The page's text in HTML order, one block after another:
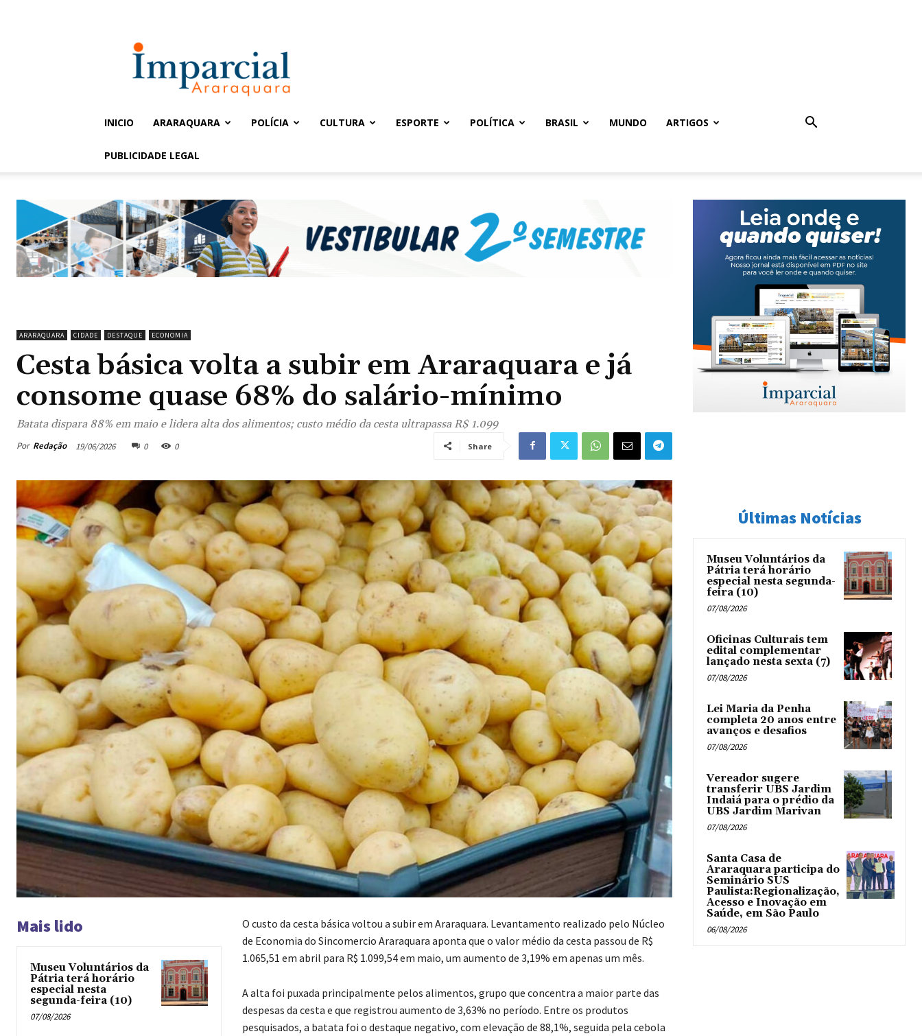
Imparcial
INICIO ARARAQUARA POLÍCIA CULTURA ESPORTE POLÍTICA BRASIL MUNDO ARTIGOS
PUBLICIDADE LEGAL
ARARAQUARA CIDADE DESTAQUE ECONOMIA
Cesta básica volta a subir em Araraquara e já
consome quase 68% do salário-mínimo
Batata dispara 88% em maio e lidera alta dos alimentos; custo médio da cesta ultrapassa R$ 1.099
Por Redação 19/06/2026 0 0 Share
Mais lido
Museu Voluntários da
Pátria terá horário
especial nesta
segunda-feira (10)
07/08/2026
O custo da cesta básica voltou a subir em Araraquara. Levantamento realizado pelo Núcleo
de Economia do Sincomercio Araraquara aponta que o valor médio da cesta passou de R$
1.065,51 em abril para R$ 1.099,54 em maio, um aumento de 3,19% em apenas um mês.
A alta foi puxada principalmente pelos alimentos, grupo que concentra a maior parte das
despesas da cesta e que registrou aumento de 3,63% no período. Entre os produtos
pesquisados, a batata foi o destaque negativo, com elevação de 88,1%, seguida pela cebola
Últimas Notícias
Museu Voluntários da
Pátria terá horário
especial nesta segunda-
feira (10)
07/08/2026
Oficinas Culturais tem
edital complementar
lançado nesta sexta (7)
07/08/2026
Lei Maria da Penha
completa 20 anos entre
avanços e desafios
07/08/2026
Vereador sugere
transferir UBS Jardim
Indaiá para o prédio da
UBS Jardim Marivan
07/08/2026
Santa Casa de
Araraquara participa do
Seminário SUS
Paulista:Regionalização,
Acesso e Inovação em
Saúde, em São Paulo
06/08/2026